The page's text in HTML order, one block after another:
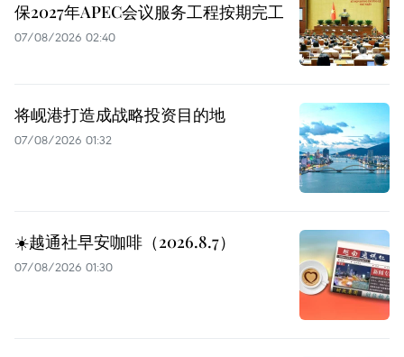
保2027年APEC会议服务工程按期完工
07/08/2026 02:40
将岘港打造成战略投资目的地
07/08/2026 01:32
☀️越通社早安咖啡（2026.8.7）
07/08/2026 01:30